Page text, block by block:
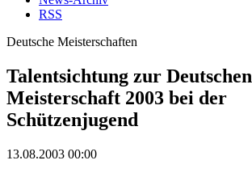
RSS
Deutsche Meisterschaften
Talentsichtung zur Deutschen
Meisterschaft 2003 bei der
Schützenjugend
13.08.2003 00:00